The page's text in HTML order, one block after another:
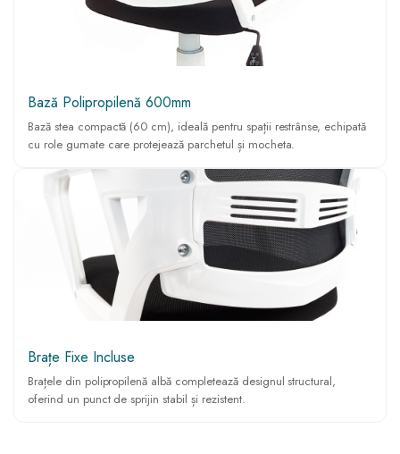
Bază Polipropilenă 600mm
Bază stea compactă (60 cm), ideală pentru spații restrânse, echipată
cu role gumate care protejează parchetul și mocheta.
Brațe Fixe Incluse
Brațele din polipropilenă albă completează designul structural,
oferind un punct de sprijin stabil și rezistent.